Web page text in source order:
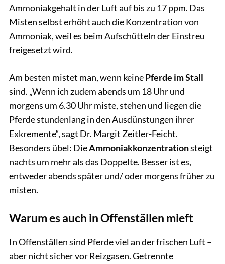
Ammoniakgehalt in der Luft auf bis zu 17 ppm. Das
Misten selbst erhöht auch die Konzentration von
Ammoniak, weil es beim Aufschütteln der Einstreu
freigesetzt wird.
Am besten mistet man, wenn keinePferde im Stall
sind. „Wenn ich zudem abends um 18 Uhr und
morgens um 6.30 Uhr miste, stehen und liegen die
Pferde stundenlang in den Ausdünstungen ihrer
Exkremente“, sagt Dr. Margit Zeitler-Feicht.
Besonders übel: DieAmmoniakkonzentrationsteigt
nachts um mehr als das Doppelte. Besser ist es,
entweder abends später und/ oder morgens früher zu
misten.
Warum es auch in Offenställen mieft
In Offenställen sind Pferde viel an der frischen Luft –
aber nicht sicher vor Reizgasen. Getrennte